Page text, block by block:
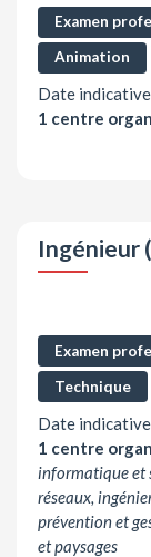
Examen
Animation
Date
1 centre
Ingénieur
Examen
Technique
Date
1 centre
informatique et
réseaux,
prévention et
et paysages